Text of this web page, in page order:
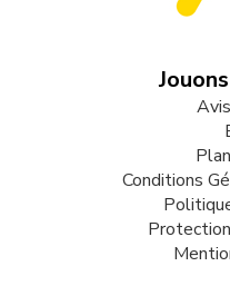
Conditions